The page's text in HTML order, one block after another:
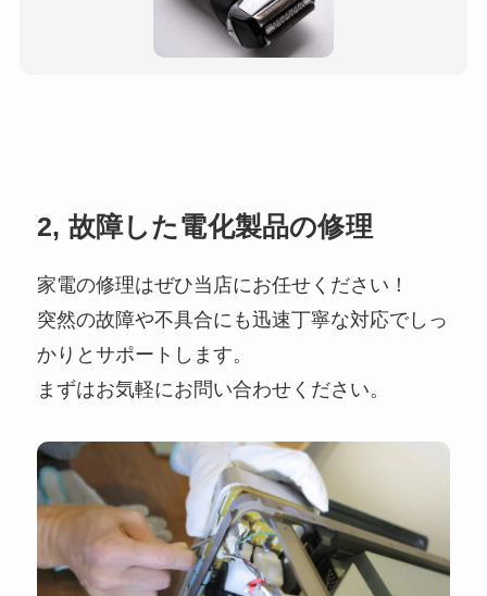
2, 故障した電化製品の修理
家電の修理はぜひ当店にお任せください！
突然の故障や不具合にも迅速丁寧な対応でしっ
かりとサポートします。
まずはお気軽にお問い合わせください。